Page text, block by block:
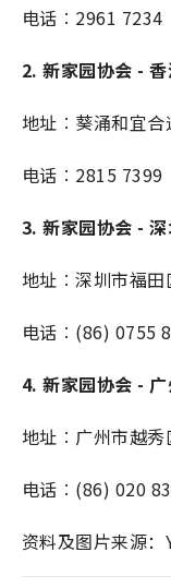
电话︰2961 7234
2. 新家园协会 -
地址︰葵涌和宜
电话︰2815 7399
3. 新家园协会 -
地址︰深圳市福
电话︰(86) 0755
4. 新家园协会 -
地址︰广州市越
电话︰(86) 020
资料及图片来源